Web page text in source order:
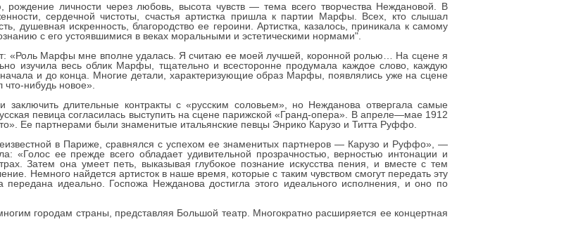
рождение личности через любовь, высота чувств — тема всего творчества Неждановой. В
сердечной чистоты, счастья артистка пришла к партии Марфы. Всех, кто слышал
душевная искренность, благородство ее героини. Артистка, казалось, приникала к самому
с его устоявшимися в веках моральными и эстетическими нормами".
«Роль Марфы мне вполне удалась. Я считаю ее моей лучшей, коронной ролью… На сцене я
изучила весь облик Марфы, тщательно и всесторонне продумала каждое слово, каждую
и до конца. Многие детали, характеризующие образ Марфы, появлялись уже на сцене
нибудь новое».
длительные контракты с «русским соловьем», но Нежданова отвергала самые
певица согласилась выступить на сцене парижской «Гранд-опера». В апреле—мае 1912
Ее партнерами были знаменитые итальянские певцы Энрико Карузо и Титта Руффо.
в Париже, сравнялся с успехом ее знаменитых партнеров — Карузо и Руффо», —
«Голос ее прежде всего обладает удивительной прозрачностью, верностью интонации и
Затем она умеет петь, выказывая глубокое познание искусства пения, и вместе с тем
Немного найдется артисток в наше время, которые с таким чувством смогут передать эту
идеально. Госпожа Нежданова достигла этого идеального исполнения, и оно по
городам страны, представляя Большой театр. Многократно расширяется ее концертная